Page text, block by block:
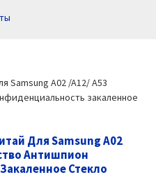
Для Samsung A02
Антишпион
Стекло